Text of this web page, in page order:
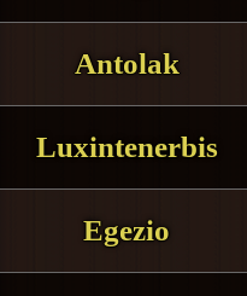
Antolak
Luxintenerbis
Egezio